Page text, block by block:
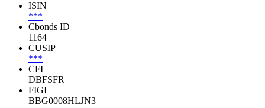
ISIN
***
Cbonds ID
1164
CUSIP
***
CFI
DBFSFR
FIGI
BBG0008HLJN3